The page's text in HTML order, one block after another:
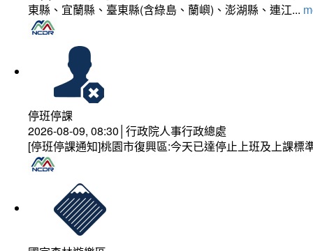
東縣、宜蘭縣、臺東縣(含綠島、蘭嶼)、澎湖縣、連江...
停班停課
2026-08-09, 08:30│行政院人事行政總處
[停班停課通知]桃園市復興區:今天已達停止上班及上課